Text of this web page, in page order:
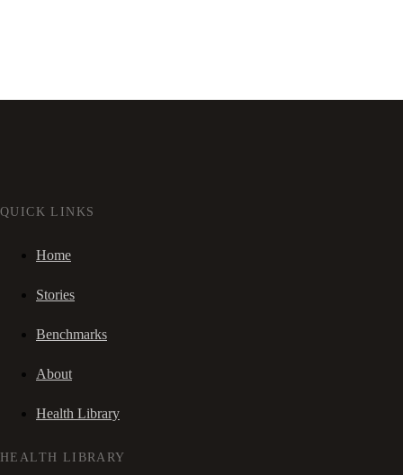
QUICK LINKS
Home
Stories
Benchmarks
About
Health Library
HEALTH LIBRARY